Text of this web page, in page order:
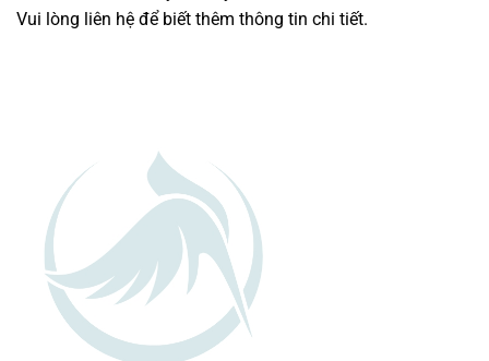
Vui lòng liên hệ để biết thêm thông tin chi tiết.